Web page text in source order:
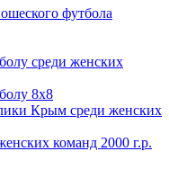
футбола
среди женских
8х8
Крым среди женских
команд 2000 г.р.